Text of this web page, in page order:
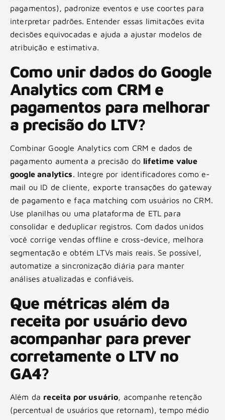
pagamentos), padronize eventos e use coortes para
interpretar padrões. Entender essas limitações evita
decisões equivocadas e ajuda a ajustar modelos de
atribuição e estimativa.
Como unir dados do Google
Analytics com CRM e
pagamentos para melhorar
a precisão do LTV?
Combinar Google Analytics com CRM e dados de
pagamento aumenta a precisão do lifetime value
google analytics. Integre por identificadores como e-
mail ou ID de cliente, exporte transações do gateway
de pagamento e faça matching com usuários no CRM.
Use planilhas ou uma plataforma de ETL para
consolidar e deduplicar registros. Com dados unidos
você corrige vendas offline e cross-device, melhora
segmentação e obtém LTVs mais reais. Se possível,
automatize a sincronização diária para manter
análises atualizadas e confiáveis.
Que métricas além da
receita por usuário devo
acompanhar para prever
corretamente o LTV no
GA4?
Além da receita por usuário, acompanhe retenção
(percentual de usuários que retornam), tempo médio